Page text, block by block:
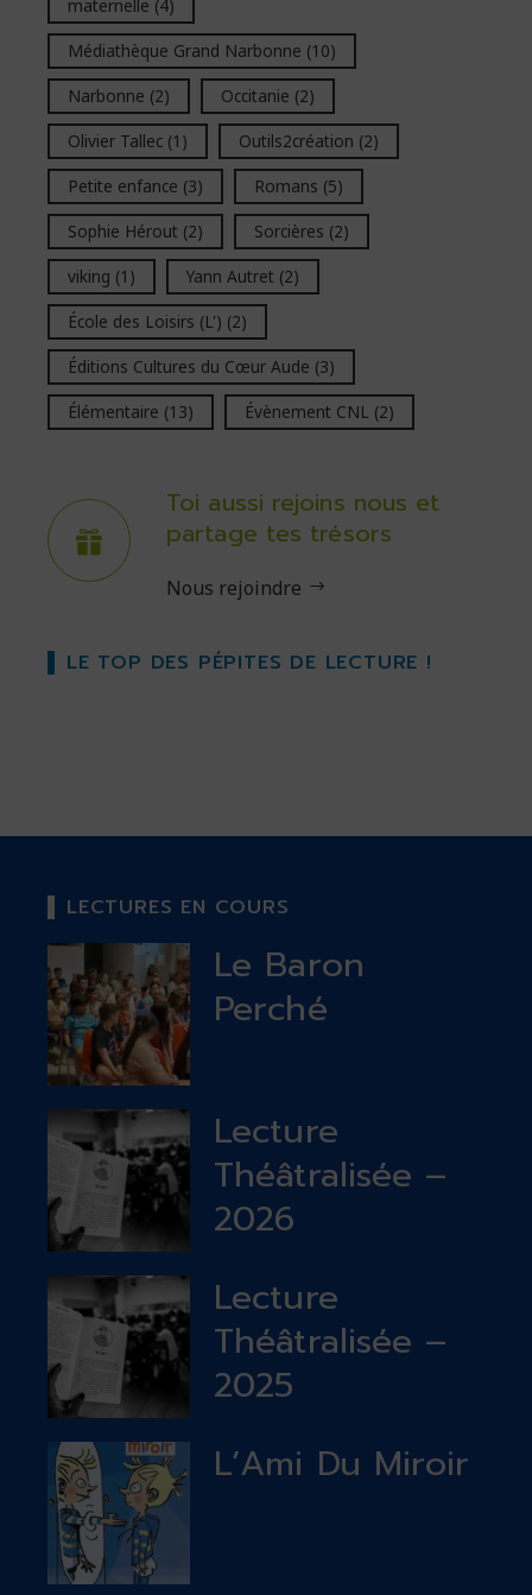
maternelle (4)
Médiathèque Grand Narbonne (10)
Narbonne (2) Occitanie (2)
Olivier Tallec (1) Outils2création (2)
Petite enfance (3) Romans (5)
Sophie Hérout (2) Sorcières (2)
viking (1) Yann Autret (2)
École des Loisirs (L') (2)
Éditions Cultures du Cœur Aude (3)
Élémentaire (13) Évènement CNL (2)
Toi aussi rejoins nous et
partage tes trésors
Nous rejoindre
LE TOP DES PÉPITES DE LECTURE !
LECTURES EN COURS
Le Baron
Perché
Lecture
Théâtralisée –
2026
Lecture
Théâtralisée –
2025
L’Ami Du Miroir